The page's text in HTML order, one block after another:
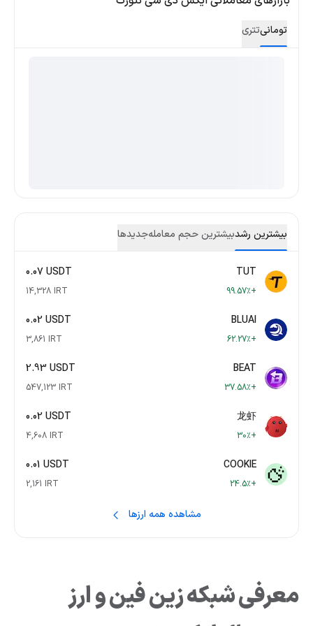
معرفی شبکه زین فین و ارز
تومانیتتری
بیشترین رشدبیشترین حجم معاملهجدید‌ها
TUT
0.07 USDT
+99.57٪ 14,328 IRT
BLUAI
0.02 USDT
+62.27٪ 3,861 IRT
BEAT
2.93 USDT
+37.58٪ 547,123 IRT
龙虾
0.02 USDT
+30٪ 4,608 IRT
COOKIE
0.01 USDT
+24.5٪ 2,161 IRT
مشاهده همه ارزها